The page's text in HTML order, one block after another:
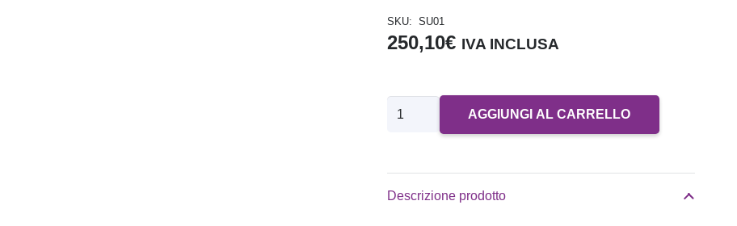
SKU: SU01
250,10€ IVA INCLUSA
Reggicane
vasca
AGGIUNGI AL CARRELLO
Descrizione prodotto